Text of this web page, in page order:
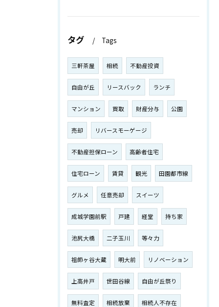
タグ Tags
三軒茶屋 相続 不動産投資
自由が丘 リースバック ランチ
マンション 買取 財産分与 公園
売却 リバースモーゲージ
不動産担保ローン 高齢者住宅
住宅ローン 賃貸 観光 田園都市線
グルメ 任意売却 スイーツ
成城学園前駅 戸建 経堂 持ち家
池尻大橋 二子玉川 等々力
祖師ヶ谷大蔵 明大前 リノベーション
上高井戸 世田谷線 自由が丘祭り
無料査定 相続放棄 相続人不存在